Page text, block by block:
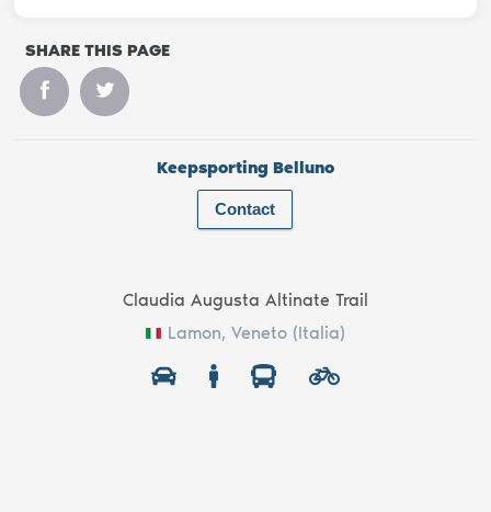
SHARE THIS PAGE
Keepsporting Belluno
Contact
Claudia Augusta Altinate Trail
Lamon, Veneto (Italia)